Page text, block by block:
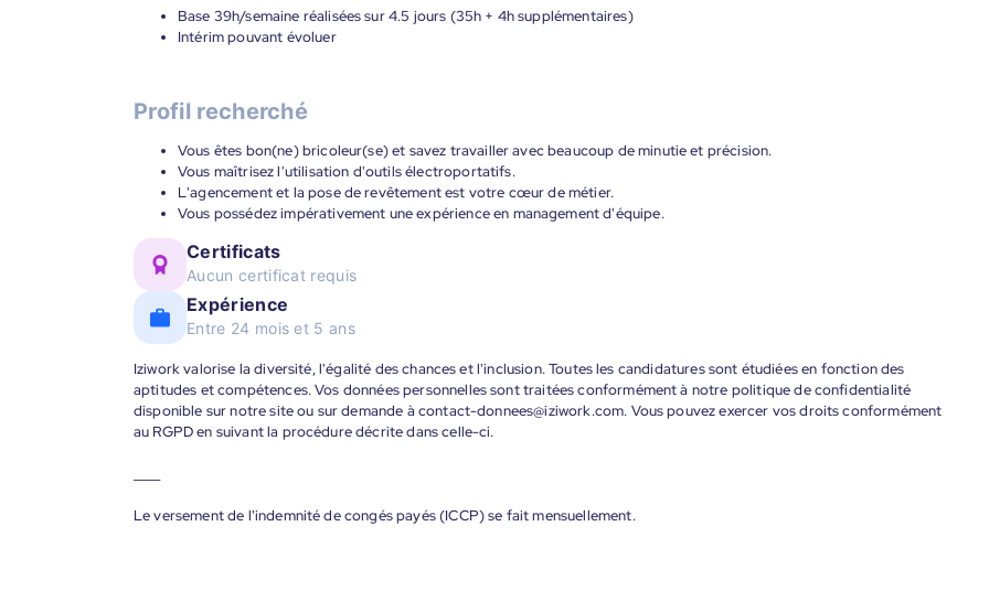
Base 39h/semaine réalisées sur 4.5 jours (35h + 4h supplémentaires)
Intérim pouvant évoluer
Profil recherché
Vous êtes bon(ne) bricoleur(se) et savez travailler avec beaucoup de minutie et précision.
Vous maîtrisez l'utilisation d'outils électroportatifs.
L'agencement et la pose de revêtement est votre cœur de métier.
Vous possédez impérativement une expérience en management d'équipe.
Certificats
Aucun certificat requis
Expérience
Entre 24 mois et 5 ans
Iziwork valorise la diversité, l'égalité des chances et l'inclusion. Toutes les candidatures sont étudiées en fonction des
aptitudes et compétences. Vos données personnelles sont traitées conformément à notre politique de confidentialité
disponible sur notre site ou sur demande à contact-donnees@iziwork.com. Vous pouvez exercer vos droits conformément
au RGPD en suivant la procédure décrite dans celle-ci.
Le versement de l'indemnité de congés payés (ICCP) se fait mensuellement.